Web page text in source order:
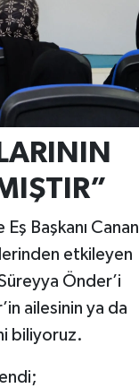
Başkanı Canan
etkileyen
Önder’i
ailesinin ya da
biliyoruz.